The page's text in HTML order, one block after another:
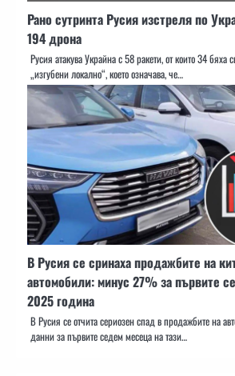
Рано сутринта Русия изстреля по
194 дрона
Русия атакува Украйна с 58 ракети, от които 34 бяха
„изгубени локално“, което означава, че…
В Русия се сринаха продажбите на
автомобили: минус 27% за първите
2025 година
В Русия се отчита сериозен спад в продажбите на
данни за първите седем месеца на тази…